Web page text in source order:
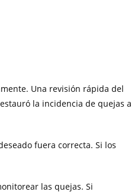
Una revisión rápida del
la incidencia de quejas a
fuera correcta. Si los
las quejas. Si